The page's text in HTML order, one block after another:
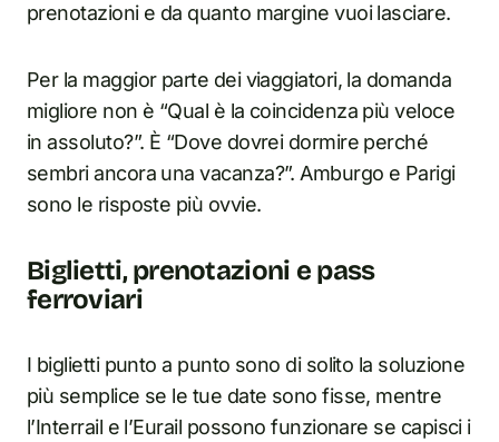
prenotazioni e da quanto margine vuoi lasciare.
Per la maggior parte dei viaggiatori, la domanda
migliore non è “Qual è la coincidenza più veloce
in assoluto?”. È “Dove dovrei dormire perché
sembri ancora una vacanza?”. Amburgo e Parigi
sono le risposte più ovvie.
Biglietti, prenotazioni e pass
ferroviari
I biglietti punto a punto sono di solito la soluzione
più semplice se le tue date sono fisse, mentre
l’Interrail e l’Eurail possono funzionare se capisci i